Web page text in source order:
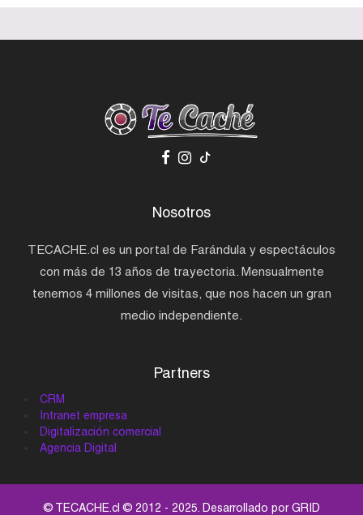
Nosotros
TECACHE.cl es un portal de Farándula y espectáculos
con más de 13 años de trayectoria. Mensualmente
tenemos 4 millones de visitas, que nos hacen un gran
medio independiente.
Partners
CRM
Intranet empresa
Digitalización comercial
Agencia Digital
© TECACHE.cl © 2012 - 2025. Desarrollado porGRID